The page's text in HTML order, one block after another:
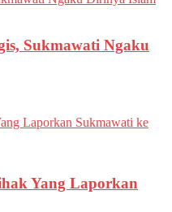
Sukmawati Ngaku
Yang Laporkan